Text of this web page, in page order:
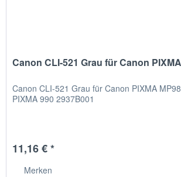
Canon CLI-521 Grau für Canon
Canon CLI-521 Grau für Canon PIXMA
PIXMA 990 2937B001
11,16 € *
Merken